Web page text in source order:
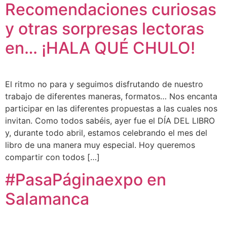
Recomendaciones curiosas
y otras sorpresas lectoras
en… ¡HALA QUÉ CHULO!
El ritmo no para y seguimos disfrutando de nuestro
trabajo de diferentes maneras, formatos… Nos encanta
participar en las diferentes propuestas a las cuales nos
invitan. Como todos sabéis, ayer fue el DÍA DEL LIBRO
y, durante todo abril, estamos celebrando el mes del
libro de una manera muy especial. Hoy queremos
compartir con todos […]
#PasaPáginaexpo en
Salamanca